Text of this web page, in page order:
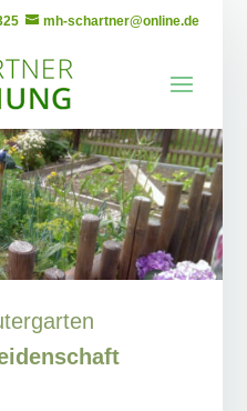
mh-schartner@online.de